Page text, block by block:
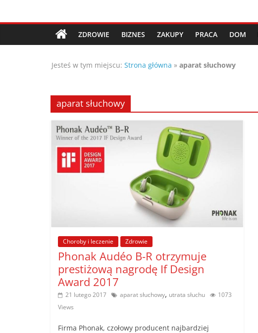
Porady,
wskazówki
oraz
ciekawe
rady
–
poradniki.
Porady
praktyczne
porady
ZDROWIE BIZNES ZAKUPY PRACA DOM
Jesteś w tym miejscu: Strona główna » aparat słuchowy
aparat słuchowy
Choroby i leczenie Zdrowie
Phonak Audéo B-R otrzymuje
prestiżową nagrodę If Design
Award 2017
21 lutego 2017 aparat słuchowy, utrata słuchu
1073
Views
Firma Phonak, czołowy producent najbardziej